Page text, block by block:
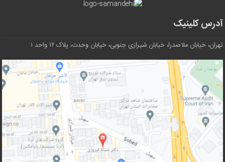
آدرس کلینیک
تهران، خیابان ملاصدرا، خیابان شیرازی جنوبی، خیابان وحدت، پلاک ۱۲ واحد ۱